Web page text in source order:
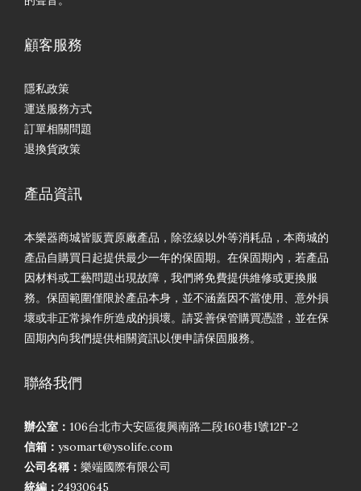
顧客服務
隱私政策
運送服務方式
訂單相關問題
退換貨政策
產品資訊
本樂器商城皆販賣原廠產品，除弦線以外等消耗品，本商城的
產品自購買日起提供最少一年的保固期。在保固期內，若產品
因材料或工藝問題出現故障，我們將免費提供維修或更換服
務。保固範圍僅限於產品本身，並不涵蓋因不當使用、意外損
壞或非正常操作所造成的損壞。請妥善保管購買憑證，並在保
固期內向我們提供相關資訊以便申請保固服務。
聯絡我們
辦公室： 106台北市大安區復興南路二段160巷1號12F-2
信箱： ysomart@ysolife.com
公司名稱： 樂端國際有限公司
統編： 24930645